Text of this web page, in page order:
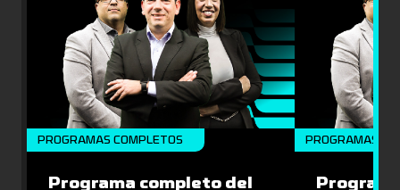
PROGRAMAS COMPLETOS
Programa completo del
PROGRAMAS